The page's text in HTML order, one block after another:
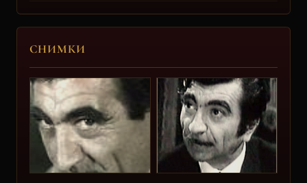
СНИМКИ